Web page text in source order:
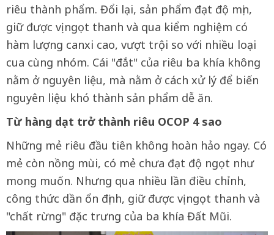
riêu thành phẩm. Đổi lại, sản phẩm đạt độ mịn,
giữ được vị ngọt thanh và qua kiểm nghiệm có
hàm lượng canxi cao, vượt trội so với nhiều loại
cua cùng nhóm. Cái "đắt" của riêu ba khía không
nằm ở nguyên liệu, mà nằm ở cách xử lý để biến
nguyên liệu khó thành sản phẩm dễ ăn.
Từ hàng dạt trở thành riêu OCOP 4 sao
Những mẻ riêu đầu tiên không hoàn hảo ngay. Có
mẻ còn nồng mùi, có mẻ chưa đạt độ ngọt như
mong muốn. Nhưng qua nhiều lần điều chỉnh,
công thức dần ổn định, giữ được vị ngọt thanh và
"chất rừng" đặc trưng của ba khía Đất Mũi.